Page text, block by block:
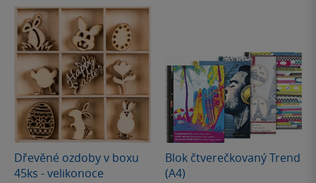
Dřevěné ozdoby v boxu
45ks - velikonoce
Blok čtverečkovaný Trend
(A4)